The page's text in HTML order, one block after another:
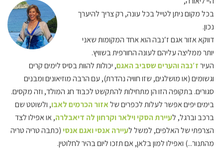
בכל מקום ניתן לטייל בכל עונה, רק צריך להיערך
נכון.
דווקא אזור אגם ז′נבה הוא אחד המקומות שאני
יותר ממליצה עליהם לעונה החורפית בשוויץ.
העירז′נבה והערים שסביב האגם, יכולות להוות בסיס לימים קרים
וגשומים (או מושלגים, שזו חוויה נהדרת), עם הרבה מוזיאונים ומבנים
סגורים. בתקופה הזו הן מתחילות להתקשט לכבוד חג המולד, וזה מקסים.
בימים יפים אפשר לעלות לכפרים שלאזור הכרמים לאבו, ולשוטט שם
ברכב וברגל, לעיירת הסקי וילאר וקרחון לה דיאבלרה, או אפילו לצד
הצרפתי של האלפים, למשל לעיירה אנסי ואגם אנסי (כתבה טריה טריה
מהתנור...) ואפילו למון בלאן, אם תזכו ליום בהיר לחלוטין.